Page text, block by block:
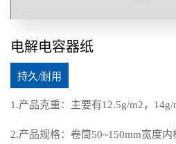
电解电容器纸
持久/耐用
1.产品克重：主要有12.5g/m2，14g/
2.产品规格：卷筒50~150mm宽度内